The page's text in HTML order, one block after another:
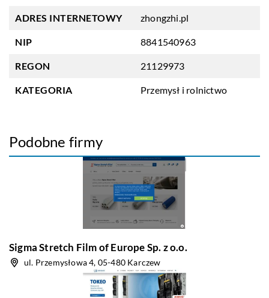
ADRES INTERNETOWY zhongzhi.pl
NIP 8841540963
REGON 21129973
KATEGORIA Przemysł i rolnictwo
Podobne firmy
Sigma Stretch Film of Europe Sp. z o.o.
ul. Przemysłowa 4, 05-480 Karczew